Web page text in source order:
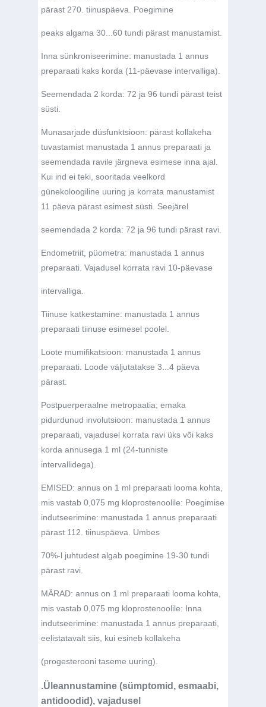
pärast 270. tiinuspäeva. Poegimine
peaks algama 30...60 tundi pärast manustamist.
Inna sünkroniseerimine: manustada 1 annus
preparaati kaks korda (11-päevase intervalliga).
Seemendada 2 korda: 72 ja 96 tundi pärast teist
süsti.
Munasarjade düsfunktsioon: pärast kollakeha
tuvastamist manustada 1 annus preparaati ja
seemendada ravile järgneva esimese inna ajal.
Kui ind ei teki, sooritada veelkord
günekoloogiline uuring ja korrata manustamist
11 päeva pärast esimest süsti. Seejärel
seemendada 2 korda: 72 ja 96 tundi pärast ravi.
Endometriit, püometra: manustada 1 annus
preparaati. Vajadusel korrata ravi 10-päevase
intervalliga.
Tiinuse katkestamine: manustada 1 annus
preparaati tiinuse esimesel poolel.
Loote mumifikatsioon: manustada 1 annus
preparaati. Loode väljutatakse 3...4 päeva
pärast.
Postpuerperaalne metropaatia; emaka
pidurdunud involutsioon: manustada 1 annus
preparaati, vajadusel korrata ravi üks või kaks
korda annusega 1 ml (24-tunniste
intervallidega).
EMISED: annus on 1 ml preparaati looma kohta,
mis vastab 0,075 mg kloprostenoolile: Poegimise
indutseerimine: manustada 1 annus preparaati
pärast 112. tiinuspäeva. Umbes
70%-l juhtudest algab poegimine 19-30 tundi
pärast ravi.
MÄRAD: annus on 1 ml preparaati looma kohta,
mis vastab 0,075 mg kloprostenoolile: Inna
indutseerimine: manustada 1 annus preparaati,
eelistatavalt siis, kui esineb kollakeha
(progesterooni taseme uuring).
.Üleannustamine (sümptomid, esmaabi,
antidoodid), vajadusel